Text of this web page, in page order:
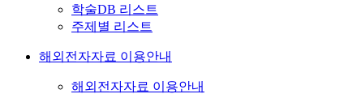
학술DB 리스트
주제별 리스트
해외전자자료 이용안내
해외전자자료 이용안내